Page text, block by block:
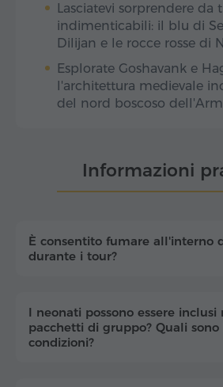
Lasciatevi sorprendere da
indimenticabili: il blu di
Dilijan e le rocce rosse di
Esplorate Goshavank e
l'architettura medievale
del nord boscoso
Informazioni
È consentito fumare all'interno
durante i tour?
I neonati possono essere inclusi
pacchetti di gruppo? Quali sono
condizioni?